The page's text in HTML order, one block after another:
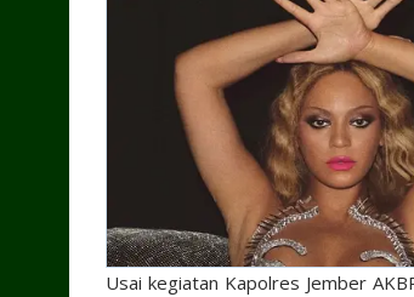
Usai kegiatan Kapolres Jember